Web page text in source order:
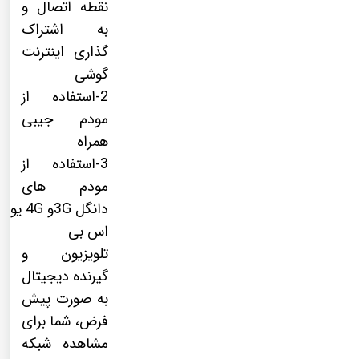
نقطه اتصال و
به اشتراک
گذاری اینترنت
گوشی
2-استفاده از
مودم جیبی
همراه
3-استفاده از
مودم های
دانگل 3Gو 4G یو
اس بی
تلویزیون و
گیرنده دیجیتال
به صورت پیش
فرض، شما برای
مشاهده شبکه